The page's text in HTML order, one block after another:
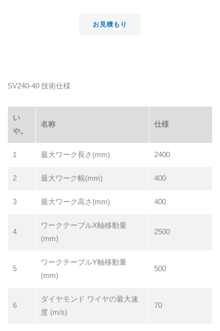
お見積もり
SV240-40 技術仕様
い
や。
名称 仕様
1 最大ワーク長さ(mm) 2400
2 最大ワーク幅(mm) 400
3 最大ワーク高さ(mm) 400
4
ワークテーブルX軸移動量
(mm)
2500
5
ワークテーブルY軸移動量
(mm)
500
6
ダイヤモンド ワイヤの最大速
度 (m/s)
70